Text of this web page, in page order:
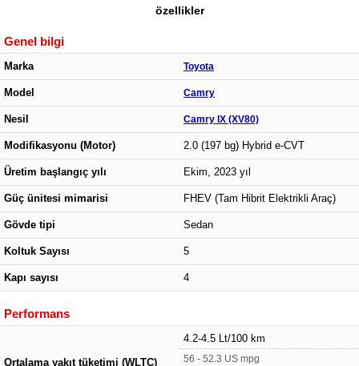
özellikler
Genel bilgi
Marka Toyota
Model Camry
Nesil Camry IX (XV80)
Modifikasyonu (Motor) 2.0 (197 bg) Hybrid e-CVT
Üretim başlangıç yılı Ekim, 2023 yıl
Güç ünitesi mimarisi FHEV (Tam Hibrit Elektrikli Araç)
Gövde tipi Sedan
Koltuk Sayısı 5
Kapı sayısı 4
Performans
Ortalama yakıt tüketimi (WLTC)
4.2-4.5 Lt/100 km
56 - 52.3 US mpg